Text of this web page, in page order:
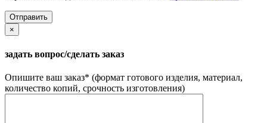
×
задать вопрос/сделать заказ
Опишите ваш заказ* (формат готового изделия, материал,
количество копий, срочность изготовления)